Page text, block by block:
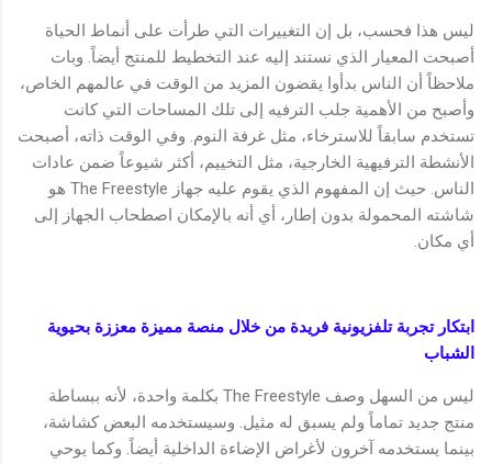
ليس هذا فحسب، بل إن التغييرات التي طرأت على أنماط الحياة
أصبحت المعيار الذي نستند إليه عند التخطيط للمنتج أيضاً. وبات
ملاحظاً أن الناس بدأوا يقضون المزيد من الوقت في عالمهم الخاص،
وأصبح من الأهمية جلب الترفيه إلى تلك المساحات التي كانت
تستخدم سابقاً للاسترخاء، مثل غرفة النوم. وفي الوقت ذاته، أصبحت
الأنشطة الترفيهية الخارجية، مثل التخييم، أكثر شيوعاً ضمن عادات
الناس. حيث إن المفهوم الذي يقوم عليه جهاز The Freestyle هو
شاشته المحمولة بدون إطار، أي أنه بالإمكان اصطحاب الجهاز إلى
أي مكان.
ابتكار تجربة تلفزيونية فريدة من خلال منصة مميزة معززة بحيوية
الشباب
ليس من السهل وصف The Freestyle بكلمة واحدة، لأنه ببساطة
منتج جديد تماماً ولم يسبق له مثيل. وسيستخدمه البعض كشاشة،
بينما يستخدمه آخرون لأغراض الإضاءة الداخلية أيضاً. وكما يوحي